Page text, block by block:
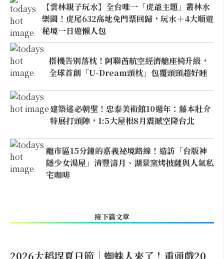
【雲林親子玩水】全台唯一「虎爺主題」叢林水
樂園！虎尾632高地免門票回歸，玩水＋4大順遊
秘境一日遊懶人包
搭機告別落枕！阿聯酋航空經濟艙座椅升級，
全球首創「U-Dream頭枕」包覆頭頸超好睡
建築迷必朝聖！忠泰美術館10週年：藤本壯介
特展打頭陣，1:5大屋根8月震撼空降台北
離市區15分鐘的嘉義祕境路線！造訪「台版神
隱少女湯屋」清豐濤月、湖景窯烤披薩與人氣私
宅咖啡
接下篇文章
2026大稻埕夏日節｜蜘蛛人來了！重頭戲20